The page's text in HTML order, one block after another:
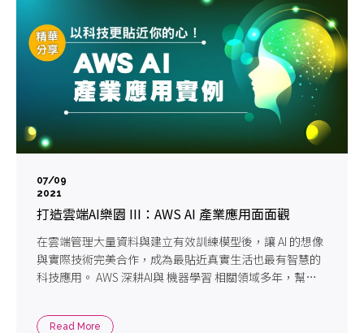
07/09
2021
打造雲端AI樂園 III：AWS AI 產業應用面面觀
在雲端管理大量資料與建立有效訓練模型後，讓 AI 的想像
與實際技術完美合作，成為最貼近真實生活也最有智慧的
科技應用。 AWS 深耕AI與 機器學習 相關領域多年，幫助
著名 人工智慧應用 案例吧！
Read More